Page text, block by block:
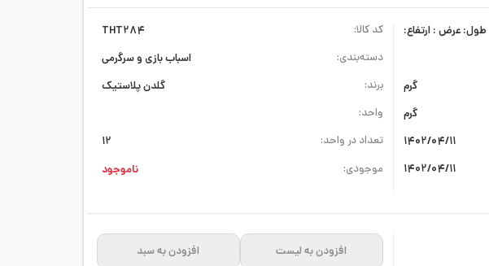
طول: عرض : ارتفاع:
گرم
گرم
1402/04/11
1402/04/11
کد کالا: THT284
دسته‌بندی: اسباب بازی و سرگرمی
برند: گلدن پلاستیک
واحد:
تعداد در واحد:
12
موجودی: ناموجود
افزودن به لیست افزودن به سبد